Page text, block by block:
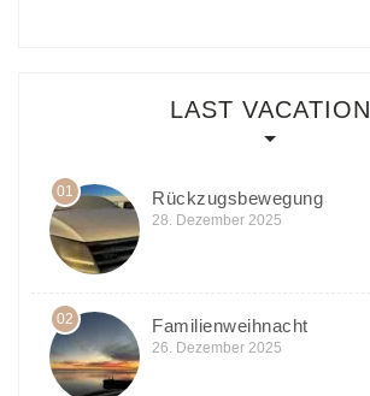
LAST VACATION
01 Rückzugsbewegung
28. Dezember 2025
02 Familienweihnacht
26. Dezember 2025